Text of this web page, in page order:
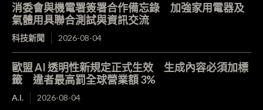
消委會與機電署簽署合作備忘錄 加強家用電器及
氣體用具聯合測試與資訊交流
科技新聞 2026-08-04
歐盟 AI 透明性新規定正式生效 生成內容必須加標
籤 違者最高罰全球營業額 3%
A.I. 2026-08-04